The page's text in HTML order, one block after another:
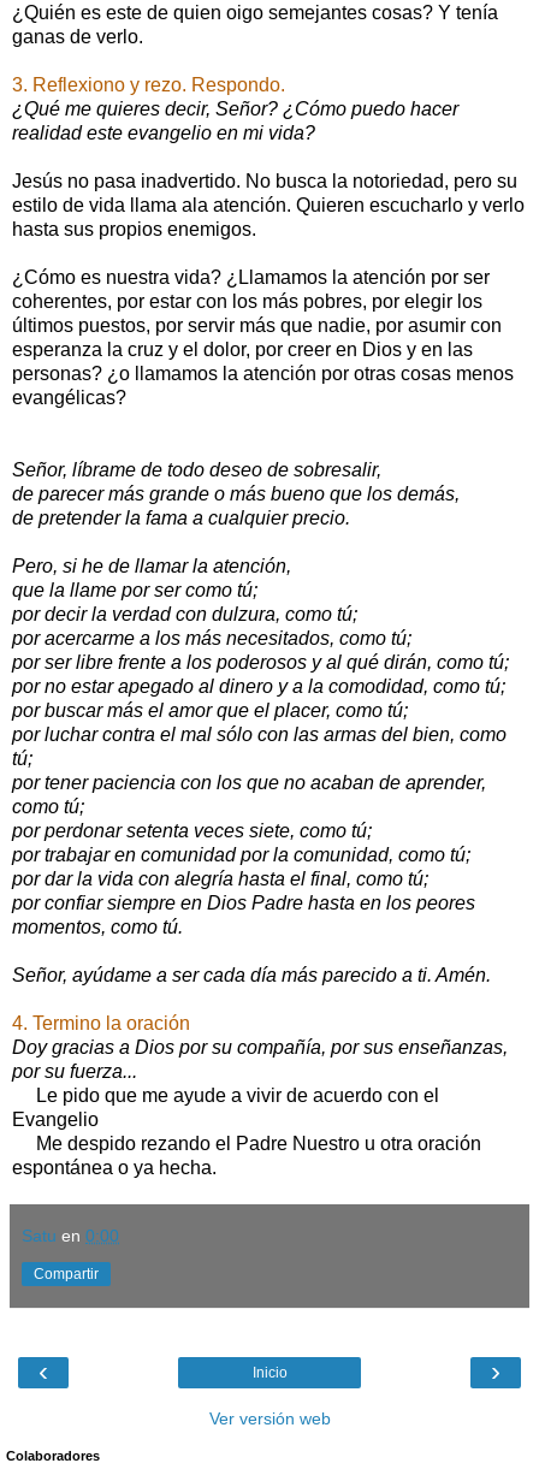
¿Quién es este de quien oigo semejantes cosas? Y tenía
ganas de verlo.
3. Reflexiono y rezo. Respondo.
¿Qué me quieres decir, Señor? ¿Cómo puedo hacer
realidad este evangelio en mi vida?
Jesús no pasa inadvertido. No busca la notoriedad, pero su
estilo de vida llama ala atención. Quieren escucharlo y verlo
hasta sus propios enemigos.
¿Cómo es nuestra vida? ¿Llamamos la atención por ser
coherentes, por estar con los más pobres, por elegir los
últimos puestos, por servir más que nadie, por asumir con
esperanza la cruz y el dolor, por creer en Dios y en las
personas? ¿o llamamos la atención por otras cosas menos
evangélicas?
Señor, líbrame de todo deseo de sobresalir,
de parecer más grande o más bueno que los demás,
de pretender la fama a cualquier precio.
Pero, si he de llamar la atención,
que la llame por ser como tú;
por decir la verdad con dulzura, como tú;
por acercarme a los más necesitados, como tú;
por ser libre frente a los poderosos y al qué dirán, como tú;
por no estar apegado al dinero y a la comodidad, como tú;
por buscar más el amor que el placer, como tú;
por luchar contra el mal sólo con las armas del bien, como
tú;
por tener paciencia con los que no acaban de aprender,
como tú;
por perdonar setenta veces siete, como tú;
por trabajar en comunidad por la comunidad, como tú;
por dar la vida con alegría hasta el final, como tú;
por confiar siempre en Dios Padre hasta en los peores
momentos, como tú.
Señor, ayúdame a ser cada día más parecido a ti. Amén.
4. Termino la oración
Doy gracias a Dios por su compañía, por sus enseñanzas,
por su fuerza...
Le pido que me ayude a vivir de acuerdo con el
Evangelio
Me despido rezando el Padre Nuestro u otra oración
espontánea o ya hecha.
Satu en 0:00
Compartir
‹ ›
Inicio
Ver versión web
Colaboradores